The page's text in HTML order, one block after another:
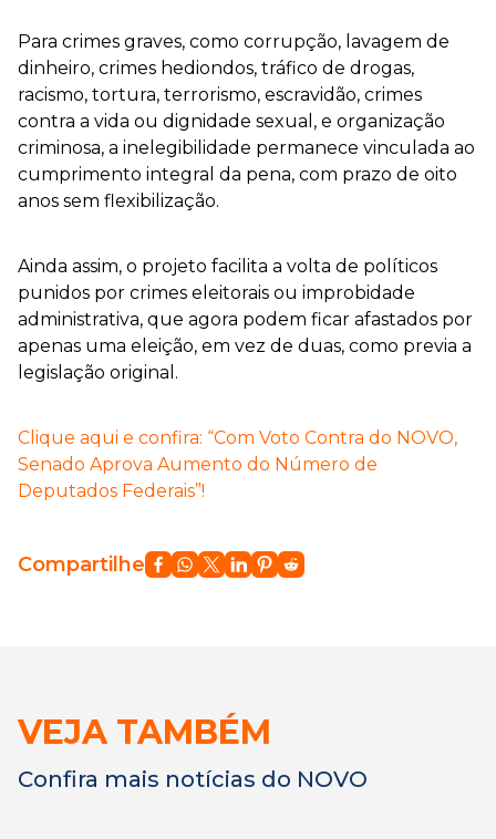
Para crimes graves, como corrupção, lavagem de
dinheiro, crimes hediondos, tráfico de drogas,
racismo, tortura, terrorismo, escravidão, crimes
contra a vida ou dignidade sexual, e organização
criminosa, a inelegibilidade permanece vinculada ao
cumprimento integral da pena, com prazo de oito
anos sem flexibilização.
Ainda assim, o projeto facilita a volta de políticos
punidos por crimes eleitorais ou improbidade
administrativa, que agora podem ficar afastados por
apenas uma eleição, em vez de duas, como previa a
legislação original.
Clique aqui e confira: “Com Voto Contra do NOVO,
Senado Aprova Aumento do Número de
Deputados Federais”!
Compartilhe
VEJA TAMBÉM
Confira mais notícias do NOVO